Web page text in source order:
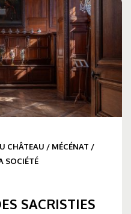
CHÂTEAU / MÉCÉNAT /
SOCIÉTÉ
SACRISTIES